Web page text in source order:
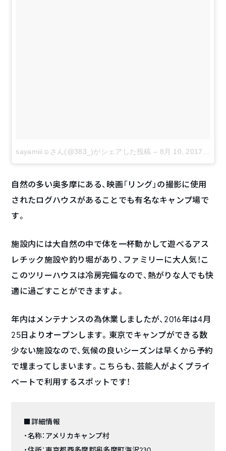
sayamiii☺︎さん(@383_)がシェアした投稿 – 8月 10, 2017 at 10:25午後 PDT
自然の多い奥多摩にある、映画「リング」の撮影に使用
されたログハウスがあることでも有名なキャンプ場で
す。
施設内には大自然の中で体を一杯動かして遊べるアス
レチック施設や釣り堀があり、ファミリーに大人気！こ
このツリーハウスは冷房完備なので、熱がりな人でも快
適に過ごすことができますよ。
年内はメンテナンスの為休業しましたが、2016年は4月
25日よりオープンします。東京でキャンプができる数
少ない施設なので、気候の良いシーズンは早くから予約
で埋まってしまいます。こちらも、芸能人がよくプライ
ベートで利用するスポットです！
■詳細情報
・名称：アメリカキャンプ村